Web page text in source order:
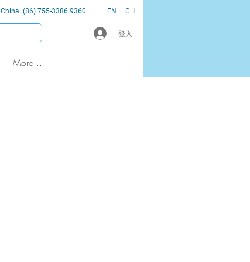
China (86) 755-3386 9360 EN | CH
登入
More...